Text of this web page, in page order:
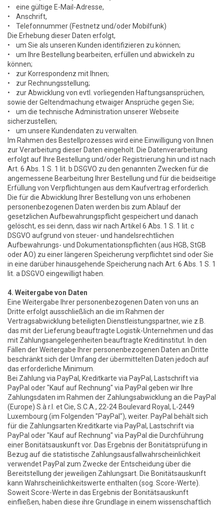
• eine gültige E-Mail-Adresse,
• Anschrift,
• Telefonnummer (Festnetz und/oder Mobilfunk)
Die Erhebung dieser Daten erfolgt,
• um Sie als unseren Kunden identifizieren zu können;
• um Ihre Bestellung bearbeiten, erfüllen und abwickeln zu
können;
• zur Korrespondenz mit Ihnen;
• zur Rechnungsstellung;
• zur Abwicklung von evtl. vorliegenden Haftungsansprüchen,
sowie der Geltendmachung etwaiger Ansprüche gegen Sie;
• um die technische Administration unserer Webseite
sicherzustellen;
• um unsere Kundendaten zu verwalten.
Im Rahmen des Bestellprozesses wird eine Einwilligung von Ihnen
zur Verarbeitung dieser Daten eingeholt. Die Datenverarbeitung
erfolgt auf Ihre Bestellung und/oder Registrierung hin und ist nach
Art. 6 Abs. 1 S. 1 lit. b DSGVO zu den genannten Zwecken für die
angemessene Bearbeitung Ihrer Bestellung und für die beidseitige
Erfüllung von Verpflichtungen aus dem Kaufvertrag erforderlich.
Die für die Abwicklung Ihrer Bestellung von uns erhobenen
personenbezogenen Daten werden bis zum Ablauf der
gesetzlichen Aufbewahrungspflicht gespeichert und danach
gelöscht, es sei denn, dass wir nach Artikel 6 Abs. 1 S. 1 lit. c
DSGVO aufgrund von steuer- und handelsrechtlichen
Aufbewahrungs- und Dokumentationspflichten (aus HGB, StGB
oder AO) zu einer längeren Speicherung verpflichtet sind oder Sie
in eine darüber hinausgehende Speicherung nach Art. 6 Abs. 1 S. 1
lit. a DSGVO eingewilligt haben.
4. Weitergabe von Daten
Eine Weitergabe Ihrer personenbezogenen Daten von uns an
Dritte erfolgt ausschließlich an die im Rahmen der
Vertragsabwicklung beteiligten Dienstleistungspartner, wie z.B.
das mit der Lieferung beauftragte Logistik-Unternehmen und das
mit Zahlungsangelegenheiten beauftragte Kreditinstitut. In den
Fällen der Weitergabe Ihrer personenbezogenen Daten an Dritte
beschränkt sich der Umfang der übermittelten Daten jedoch auf
das erforderliche Minimum.
Bei Zahlung via PayPal, Kreditkarte via PayPal, Lastschrift via
PayPal oder "Kauf auf Rechnung" via PayPal geben wir Ihre
Zahlungsdaten im Rahmen der Zahlungsabwicklung an die PayPal
(Europe) S.à r.l. et Cie, S.C.A., 22-24 Boulevard Royal, L-2449
Luxembourg (im Folgenden "PayPal"), weiter. PayPal behält sich
für die Zahlungsarten Kreditkarte via PayPal, Lastschrift via
PayPal oder "Kauf auf Rechnung" via PayPal die Durchführung
einer Bonitätsauskunft vor. Das Ergebnis der Bonitätsprüfung in
Bezug auf die statistische Zahlungsausfallwahrscheinlichkeit
verwendet PayPal zum Zwecke der Entscheidung über die
Bereitstellung der jeweiligen Zahlungsart. Die Bonitätsauskunft
kann Wahrscheinlichkeitswerte enthalten (sog. Score-Werte).
Soweit Score-Werte in das Ergebnis der Bonitätsauskunft
einfließen, haben diese ihre Grundlage in einem wissenschaftlich